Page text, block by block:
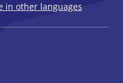
in other languages